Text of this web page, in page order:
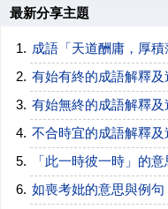
最新分享主題
成語「天道酬庸，厚
有始有終的成語解釋及
有始無終的成語解釋及
不合時宜的成語解釋及
「此一時彼一時」的
如喪考妣的意思與例句